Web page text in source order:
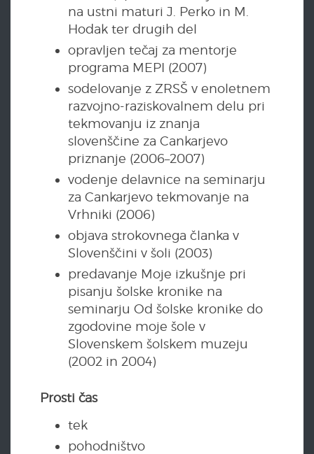
na ustni maturi J. Perko in M.
Hodak ter drugih del
opravljen tečaj za mentorje
programa MEPI (2007)
sodelovanje z ZRSŠ v enoletnem
razvojno-raziskovalnem delu pri
tekmovanju iz znanja
slovenščine za Cankarjevo
priznanje (2006–2007)
vodenje delavnice na seminarju
za Cankarjevo tekmovanje na
Vrhniki (2006)
objava strokovnega članka v
Slovenščini v šoli (2003)
predavanje Moje izkušnje pri
pisanju šolske kronike na
seminarju Od šolske kronike do
zgodovine moje šole v
Slovenskem šolskem muzeju
(2002 in 2004)
Prosti čas
tek
pohodništvo